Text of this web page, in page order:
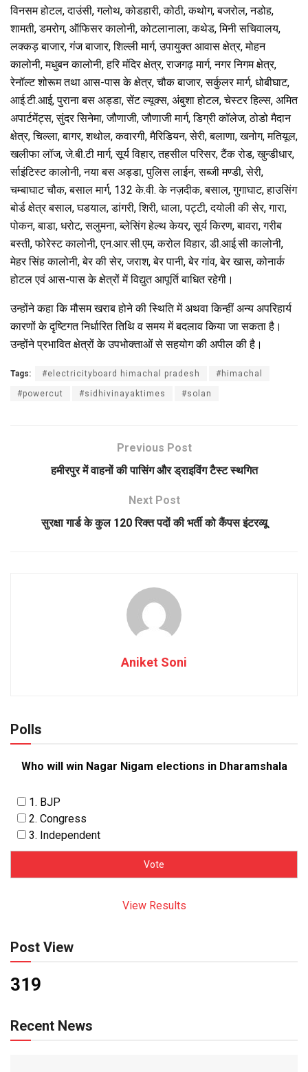
विनसम होटल, दाउंसी, गलोथ, कोडहारी, कोठी, कथोग, बजरोल, नडोह,
शामती, डमरोग, ऑफिसर कालोनी, कोटलानाला, कथेड, मिनी सचिवालय,
लक्कड़ बाजार, गंज बाजार, शिल्ली मार्ग, उपायुक्त आवास क्षेत्र, मोहन
कालोनी, मधुबन कालोनी, हरि मंदिर क्षेत्र, राजगढ़ मार्ग, नगर निगम क्षेत्र,
रेनॉल्ट शोरूम तथा आस-पास के क्षेत्र, चौक बाजार, सर्कुलर मार्ग, धोबीघाट,
आई.टी.आई, पुराना बस अड्डा, सेंट ल्यूक्स, अंबुशा होटल, चेस्टर हिल्स, अमित
अपार्टमेंट्स, सुंदर सिनेमा, जौणाजी, जौणाजी मार्ग, डिग्री कॉलेज, ठोडो मैदान
क्षेत्र, चिल्ला, बागर, शथोल, कवारगी, मैरिडियन, सेरी, बलाणा, खनोग, मतियूल,
खलीफा लॉज, जे.बी.टी मार्ग, सूर्य विहार, तहसील परिसर, टैंक रोड, खुन्डीधार,
र्साइंटिस्ट कालोनी, नया बस अड्डा, पुलिस लाईन, सब्जी मण्डी, सेरी,
चम्बाघाट चौक, बसाल मार्ग, 132 के.वी. के नज़दीक, बसाल, गुगाघाट, हाउसिंग
बोर्ड क्षेत्र बसाल, घडयाल, डांगरी, शिरी, धाला, पट्टी, दयोली की सेर, गारा,
पोकन, बाडा, धरोट, सलुमना, ब्लेसिंग हेल्थ केयर, सूर्य किरण, बावरा, गरीब
बस्ती, फोरेस्ट कालोनी, एन.आर.सी.एम, करोल विहार, डी.आई.सी कालोनी,
मेहर सिंह कालोनी, बेर की सेर, जराश, बेर पानी, बेर गांव, बेर खास, कोनार्क
होटल एवं आस-पास के क्षेत्रों में विद्युत आपूर्ति बाधित रहेगी।
उन्होंने कहा कि मौसम खराब होने की स्थिति में अथवा किन्हीं अन्य अपरिहार्य
कारणों के दृष्टिगत निर्धारित तिथि व समय में बदलाव किया जा सकता है।
उन्होंने प्रभावित क्षेत्रों के उपभोक्ताओं से सहयोग की अपील की है।
Tags: #electricityboard himachal pradesh #himachal
#powercut #sidhivinayaktimes #solan
Previous Post
हमीरपुर में वाहनों की पासिंग और ड्राइविंग टैस्ट स्थगित
Next Post
सुरक्षा गार्ड के कुल 120 रिक्त पदों की भर्ती को कैंपस इंटरव्यू
Aniket Soni
Polls
Who will win Nagar Nigam elections in Dharamshala
1. BJP
2. Congress
3. Independent
View Results
Post View
319
Recent News